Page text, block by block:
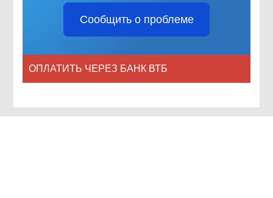
Сообщить о проблеме
ОПЛАТИТЬ ЧЕРЕЗ БАНК ВТБ